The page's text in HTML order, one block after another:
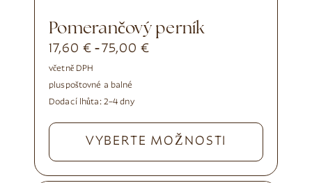
Pomerančový perník
17,60 € - 75,00€
včetně DPH
pluspoštovné a balné
Dodací lhůta: 2–4 dny
VYBERTE MOŽNOSTI